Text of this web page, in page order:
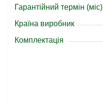
Гарантійний термін (міс)
Країна виробник
Комплектація